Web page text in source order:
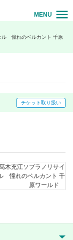
MENU
ル 憧れのベルカント 千原
チケット取り扱い